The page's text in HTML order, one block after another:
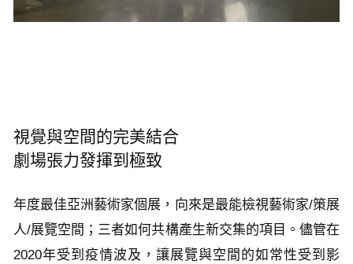
視覺與空間的完美結合
劇場張力發揮到極致
年度最佳亞洲藝術家個展，向來是最能檢視藝術家/策展
人/展覽空間；三者如何共構產生新交集的項目。儘管在
2020年受到疫情波及，讓展覽與空間的如常性受到影